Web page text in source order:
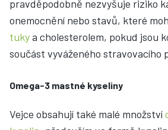
pravděpodobně nezvyšuje riziko
onemocnění nebo stavů, které
tukya cholesterolem, pokud jsou
součást vyváženého stravovacího
Omega-3 mastné kyseliny
Vejce obsahují také malé množství